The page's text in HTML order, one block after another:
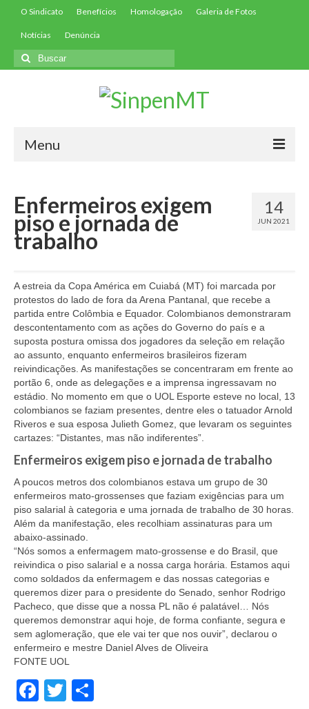
O Sindicato Benefícios Homologação Galeria de Fotos
Notícias Denúncia
Buscar
por:
Menu
Filie-se
Convenções
Contribuição Assistencial
Doc. Publicados
Notícias
Contato
14
JUN 2021
Enfermeiros exigem
piso e jornada de
trabalho
A estreia da Copa América em Cuiabá (MT) foi marcada por
protestos do lado de fora da Arena Pantanal, que recebe a
partida entre Colômbia e Equador. Colombianos demonstraram
descontentamento com as ações do Governo do país e a
suposta postura omissa dos jogadores da seleção em relação
ao assunto, enquanto enfermeiros brasileiros fizeram
reivindicações. As manifestações se concentraram em frente ao
portão 6, onde as delegações e a imprensa ingressavam no
estádio. No momento em que o UOL Esporte esteve no local, 13
colombianos se faziam presentes, dentre eles o tatuador Arnold
Riveros e sua esposa Julieth Gomez, que levaram os seguintes
cartazes: “Distantes, mas não indiferentes”.
Enfermeiros exigem piso e jornada de trabalho
A poucos metros dos colombianos estava um grupo de 30
enfermeiros mato-grossenses que faziam exigências para um
piso salarial à categoria e uma jornada de trabalho de 30 horas.
Além da manifestação, eles recolhiam assinaturas para um
abaixo-assinado.
“Nós somos a enfermagem mato-grossense e do Brasil, que
reivindica o piso salarial e a nossa carga horária. Estamos aqui
como soldados da enfermagem e das nossas categorias e
queremos dizer para o presidente do Senado, senhor Rodrigo
Pacheco, que disse que a nossa PL não é palatável… Nós
queremos demonstrar aqui hoje, de forma confiante, segura e
sem aglomeração, que ele vai ter que nos ouvir”, declarou o
enfermeiro e mestre Daniel Alves de Oliveira
FONTE UOL
Facebook
Twitter